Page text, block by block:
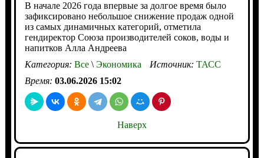
В начале 2026 года впервые за долгое время было
зафиксировано небольшое снижение продаж одной
из самых динамичных категорий, отметила
гендиректор Союза производителей соков, воды и
напитков Алла Андреева
Категория: Все\Экономика Источник: ТАСС
Время: 03.06.2026 15:02
Наверх